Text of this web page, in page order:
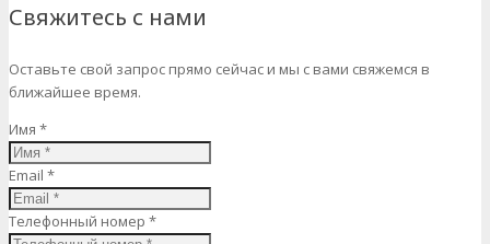
Свяжитесь с нами
Оставьте свой запрос прямо сейчас и мы с вами свяжемся в
ближайшее время.
Имя *
Email *
Телефонный номер *